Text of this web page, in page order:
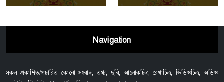
Navigation
সকল প্রকাশিত/প্রচারিত কোনো সংবাদ, তথ্য, ছবি, আলোকচিত্র, রেখাচিত্র, ভিডিওচিত্র, অডিও